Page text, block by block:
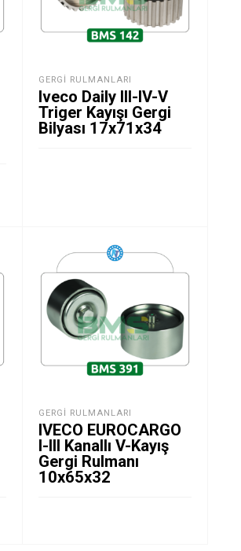
GERGI RULMANLARI
Iveco Daily III-IV-V
Triger Kayışı Gergi
Bilyası 17x71x34
GERGI RULMANLARI
IVECO EUROCARGO
I-III Kanallı V-Kayış
Gergi Rulmanı
10x65x32